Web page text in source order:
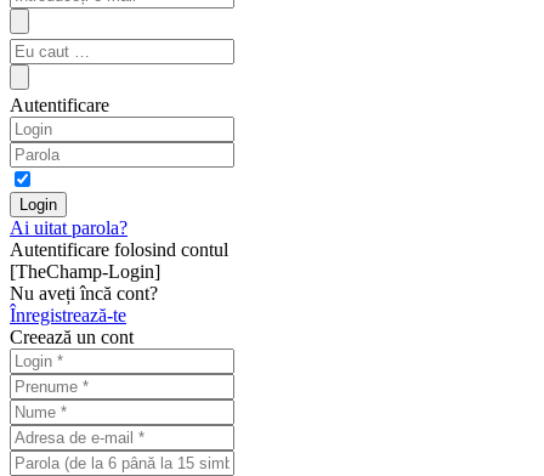
Autentificare
Ai uitat parola?
Autentificare folosind contul
[TheChamp-Login]
Nu aveți încă cont?
Înregistrează-te
Creează un cont